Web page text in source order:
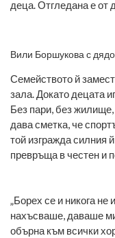
деца. Отгледана е от
Вили Боршукова с
Семейството й
зала. Докато децата
Без пари, без жилище,
дава сметка, че
той изгражда силния
превръща в честен и
„Борех се и никога
нахъсваше, даваше
обърна към всички